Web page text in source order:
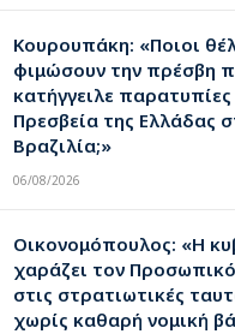
Κουρουπάκη: «Ποιοι
φιμώσουν την πρέσβη
κατήγγειλε
Πρεσβεία της Ελλάδας
Βραζιλία;»
06/08/2026
Οικονομόπουλος: «Η
χαράζει τον
στις στρατιωτικές
χωρίς καθαρή νομική